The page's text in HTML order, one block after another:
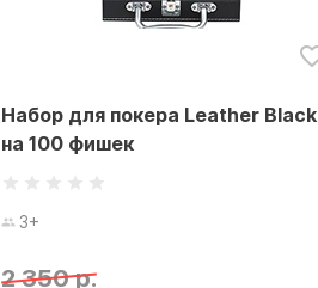
Набор для покера Leather Black
на 100 фишек
3+
2 350 р.